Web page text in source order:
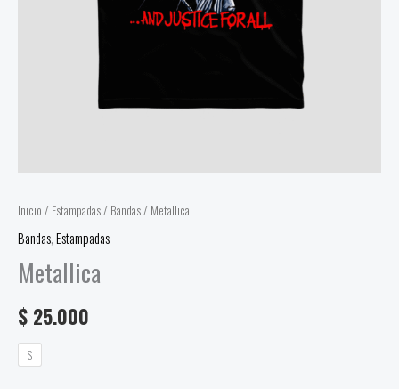
Inicio / Estampadas/ Bandas/ Metallica
Bandas,Estampadas
Metallica
$ 25.000
S